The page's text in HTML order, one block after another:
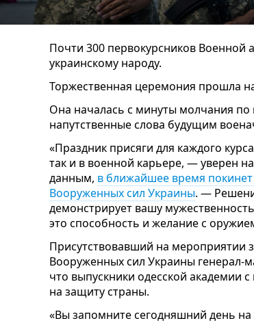
Почти 300 первокурсников Военной
украинскому народу.
Торжественная церемония прошла
Она началась с минуты молчания
напутственные слова будущим
«Праздник присяги для каждого
так и в военной карьере, — уверен
данным, в ближайшее время покинет
Вооруженных сил Украины. —
демонстрирует вашу
это способность и желание с
Присутствовавший на мероприятии
Вооруженных сил Украины генерал-
что выпускники одесской академии
на защиту страны.
«Вы запомните сегодняшний день